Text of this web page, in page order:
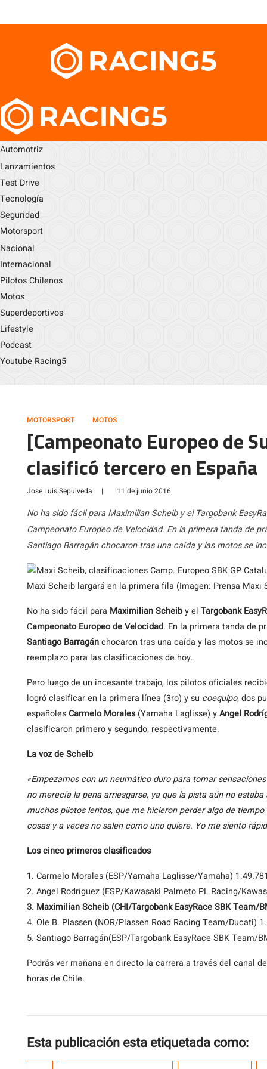
Automotriz
Lanzamientos
Test Drive
Tecnología
Seguridad
Motorsport
Nacional
Internacional
Pilotos Chilenos
Motos
Superdeportivos
Lifestyle
Podcast
Youtube Racing5
MOTORSPORT MOTOS
[Campeonato Europeo de
clasificó tercero en España
Jose Luis Sepulveda | 11 de junio 2016
No ha sido fácil para Maximilian Scheib y el Targobank
Campeonato Europeo de Velocidad. En la primera tanda de
Santiago Barragán chocaron tras una caída y las motos se
Maxi Scheib largará en la primera fila (Imagen: Prensa Maxi
No ha sido fácil para Maximilian Scheiby el Targobank
Campeonato Europeo de Velocidad. En la primera tanda de
Santiago Barragánchocaron tras una caída y las motos se
reemplazo para las clasificaciones de hoy.
Pero luego de un incesante trabajo, los pilotos oficiales
logró clasificar en la primera línea (3ro) y su coequipo, dos
españolesCarmelo Morales(Yamaha Laglisse) yAngel
clasificaron primero y segundo, respectivamente.
La voz de Scheib
«Empezamos con un neumático duro para tomar
no merecía la pena arriesgarse, ya que la pista aún no
muchos pilotos lentos, que me hicieron perder algo de
cosas y a veces no salen como uno quiere. Yo me siento
Los cinco primeros clasificados
1. Carmelo Morales (ESP/Yamaha Laglisse/Yamaha)
2. Angel Rodríguez (ESP/Kawasaki Palmeto PL Racing/
3. Maximilian Scheib (CHI/Targobank EasyRace SBK Team/
4. Ole B. Plassen (NOR/Plassen Road Racing Team/Ducati)
5. Santiago Barragán(ESP/Targobank EasyRace SBK Team/
Podrás ver mañana en directo la carrera a través del canal
horas de Chile.
Esta publicación esta etiquetada como: